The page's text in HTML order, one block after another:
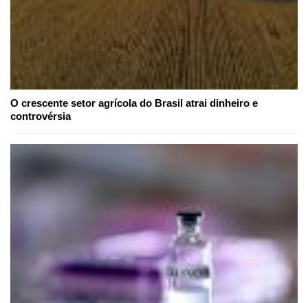
O crescente setor agrícola do Brasil atrai dinheiro e
controvérsia